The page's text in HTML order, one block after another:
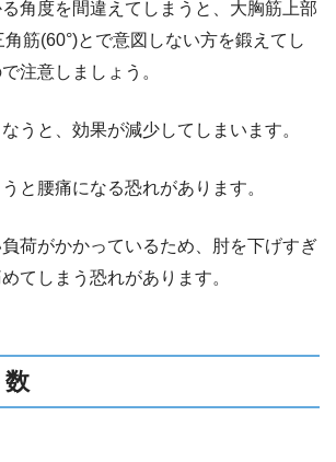
角度を間違えてしまうと、大胸筋上部
角筋(60°)とで意図しない方を鍛えてし
注意しましょう。
うと、効果が減少してしまいます。
と腰痛になる恐れがあります。
荷がかかっているため、肘を下げすぎ
てしまう恐れがあります。
数